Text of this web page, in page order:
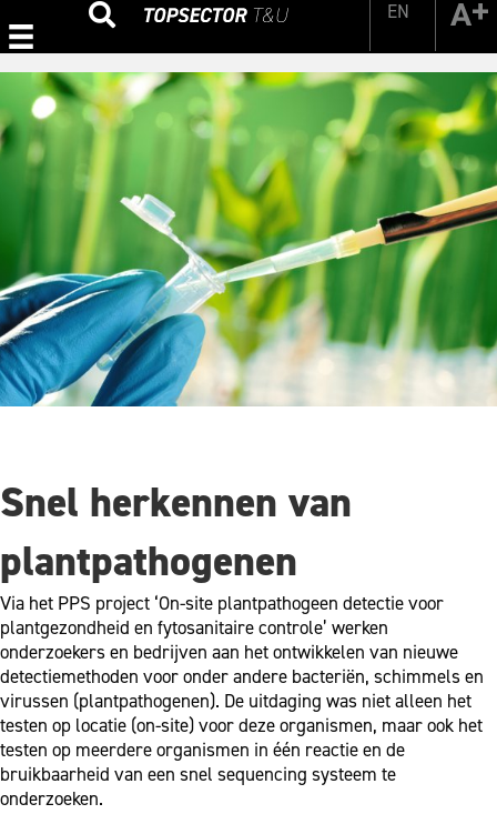
EN
Zoeken
Snel herkennen van
plantpathogenen
Via het PPS project ‘On-site plantpathogeen detectie voor
plantgezondheid en fytosanitaire controle’ werken
onderzoekers en bedrijven aan het ontwikkelen van nieuwe
detectiemethoden voor onder andere bacteriën, schimmels en
virussen (plantpathogenen). De uitdaging was niet alleen het
testen op locatie (on-site) voor deze organismen, maar ook het
testen op meerdere organismen in één reactie en de
bruikbaarheid van een snel sequencing systeem te
onderzoeken.